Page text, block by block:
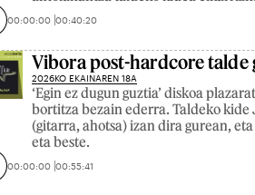
00:00:00 00:40:20
Vibora post-hardcore talde
2026KO EKAINAREN 18A
‘Egin ez dugun guztia’ diskoa
bortitza bezain ederra. Taldeko
(gitarra, ahotsa) izan dira gurean,
eta beste.
00:00:00 00:55:41